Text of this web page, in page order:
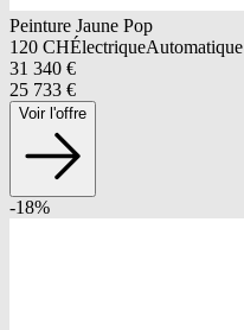
Peinture Jaune Pop
120 CHÉlectriqueAutomatique
31 340 €
25 733 €
Voir l'offre
-18%